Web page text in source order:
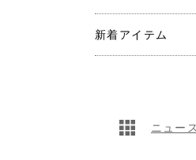
新着アイテム
ニュー